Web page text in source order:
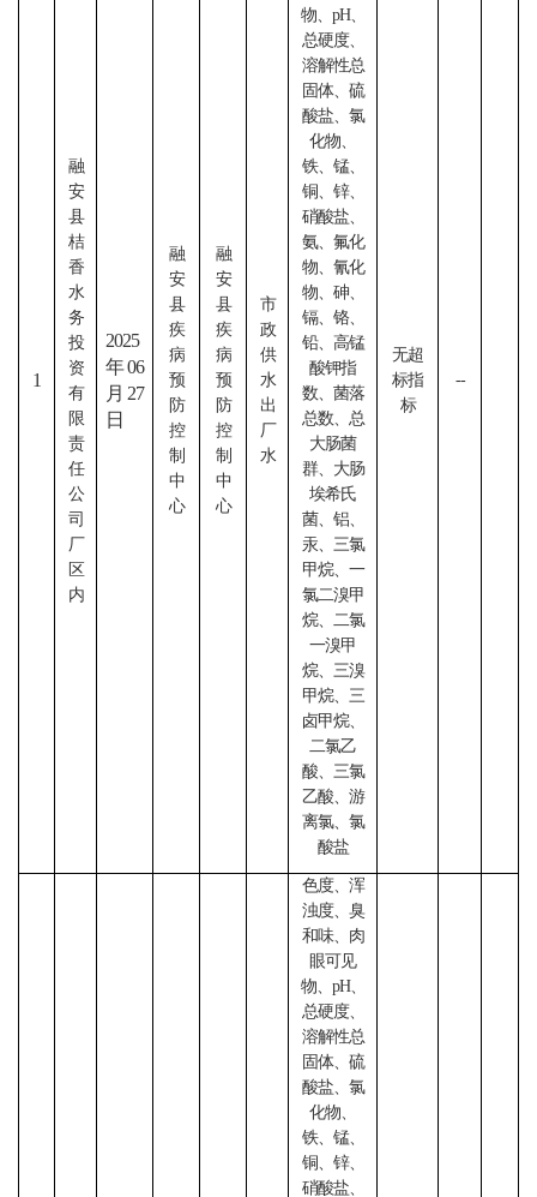
1
融
安
县
桔
香
水
务
投
资
有
限
责
任
公
司
厂
区
内
2025
年06
月27
日
融
安
县
疾
病
预
防
控
制
中
心
融
安
县
疾
病
预
防
控
制
中
心
市
政
供
水
出
厂
水
物、 pH、
总硬度、
溶解性总
固体、硫
酸盐、氯
化物、
铁、锰、
铜、锌、
硝酸盐、
氨、氟化
物、氰化
物、砷、
镉、铬、
铅、高锰
酸钾指
数、菌落
总数、总
大肠菌
群、大肠
埃希氏
菌、铝、
汞、三氯
甲烷、一
氯二溴甲
烷、二氯
一溴甲
烷、三溴
甲烷、三
卤甲烷、
二氯乙
酸、三氯
乙酸、游
离氯、氯
酸盐
无超
标指
标
--
色度、浑
浊度、臭
和味、肉
眼可见
物、 pH、
总硬度、
溶解性总
固体、硫
酸盐、氯
化物、
铁、锰、
铜、锌、
硝酸盐、